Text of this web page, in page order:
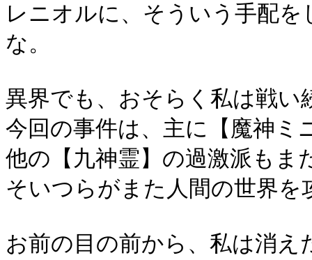
レニオルに、そういう手配
な。
異界でも、おそらく私は戦い
今回の事件は、主に【魔神ミ
他の【九神霊】の過激派もま
そいつらがまた人間の世界
お前の目の前から、私は消え